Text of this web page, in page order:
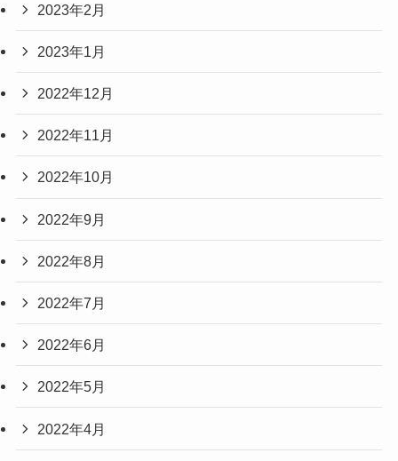
2023年2月
2023年1月
2022年12月
2022年11月
2022年10月
2022年9月
2022年8月
2022年7月
2022年6月
2022年5月
2022年4月